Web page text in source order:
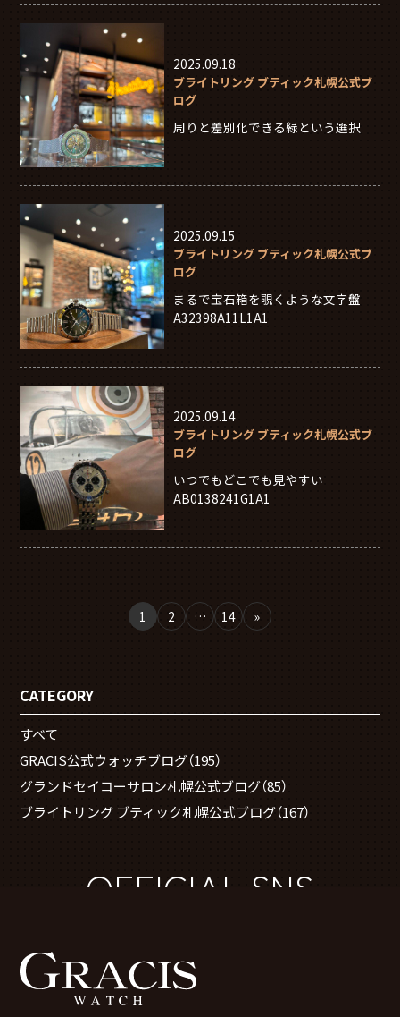
2025.09.18
ブライトリング ブティック札幌公式ブ
ログ
周りと差別化できる緑という選択
2025.09.15
ブライトリング ブティック札幌公式ブ
ログ
まるで宝石箱を覗くような文字盤
A32398A11L1A1
2025.09.14
ブライトリング ブティック札幌公式ブ
ログ
いつでもどこでも見やすい
AB0138241G1A1
1 2 … 14 »
CATEGORY
すべて
GRACIS公式ウォッチブログ（195）
グランドセイコーサロン札幌公式ブログ（85）
ブライトリング ブティック札幌公式ブログ（167）
OFFICIAL SNS